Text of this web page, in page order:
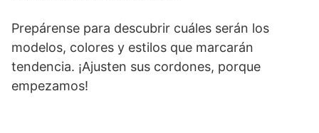
Prepárense para descubrir cuáles serán los
modelos, colores y estilos que marcarán
tendencia. ¡Ajusten sus cordones, porque
empezamos!